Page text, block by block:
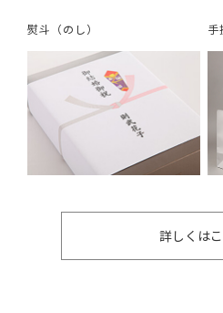
熨斗（のし） 手
詳しくは